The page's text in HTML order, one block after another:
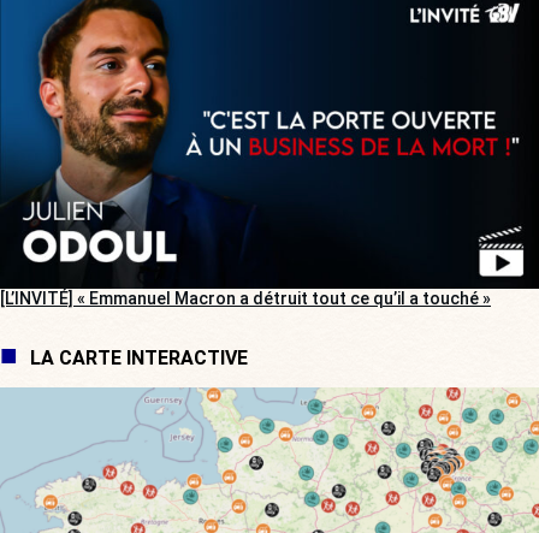
[L’INVITÉ] « Emmanuel Macron a détruit tout ce qu’il a touché »
LA CARTE INTERACTIVE